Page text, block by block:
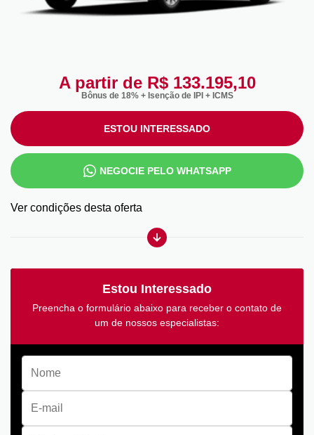
A partir de R$ 133.195,10
Bônus de 18% + Isenção de IPI + ICMS
ESTOU INTERESSADO
NEGOCIE PELO WHATSAPP
Ver condições desta oferta
Estou Interessado
Preencha o formulário abaixo para receber o contato de
um de nossos especialistas: